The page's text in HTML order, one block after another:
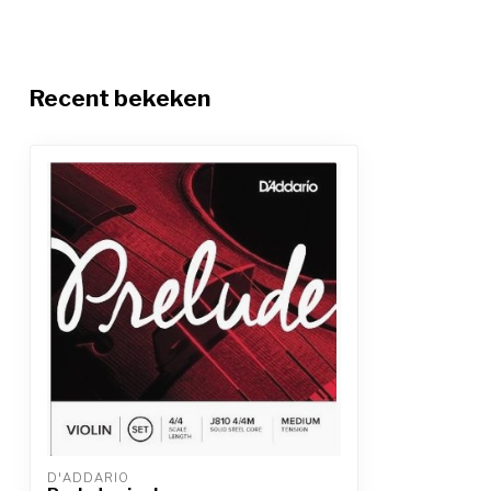
Recent bekeken
D'ADDARIO